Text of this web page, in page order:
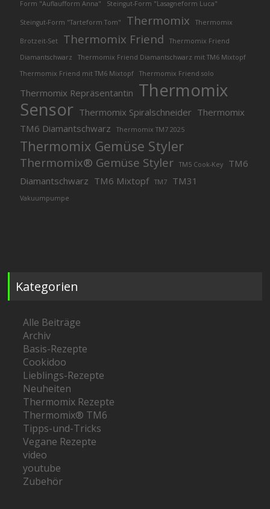
Form "Auflaufform Anna"
Steingut-Form "Lasagneform Luca"
Steingut-Form "Tarteform Tom" Thermomix Thermomix
Brotzeit-Set Thermomix Friend
Thermomix Friend
Diamantschwarz
Thermomix Friend Diamantschwarz mit TM6 Mixtopf
Thermomix Friend mit TM6 Mixtopf
Thermomix Friend solo
Thermomix Repräsentantin Thermomix
Sensor Thermomix Spiralschneider Thermomix
TM6 Diamantschwarz
Thermomix TM7 2025
Thermomix Gemüse Styler
Thermomix® Gemüse Styler TM5 Cook-Key
TM6
Diamantschwarz TM6 Mixtopf TM7 TM31
Vakuumpumpe
Kategorien
Alle Beiträge
Archiv
Basis-Rezepte
Cookidoo
Lieblings-Rezepte
Neuheiten
Thermomix Rezepte
Thermomix® TM6
Tipps-und-Tricks
Vegane Rezepte
video
youtube
Zubehör